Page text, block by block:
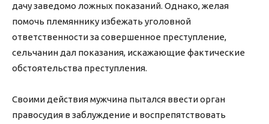
дачу заведомо ложных показаний. Однако, желая
помочь племяннику избежать уголовной
ответственности за совершенное преступление,
сельчанин дал показания, искажающие фактические
обстоятельства преступления.
Своими действия мужчина пытался ввести орган
правосудия в заблуждение и воспрепятствовать